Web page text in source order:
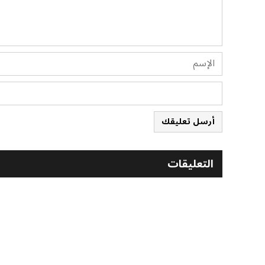
أرسل تعليقك
التعليقات